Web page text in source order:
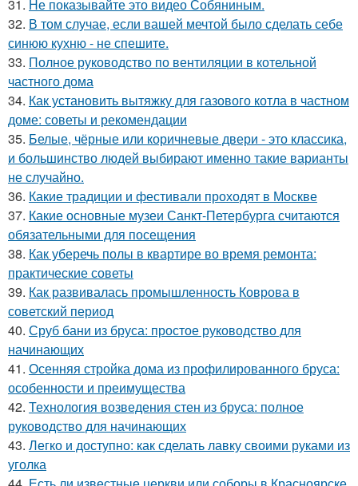
31. Не показывайте это видео Собяниным.
32. В том случае, если вашей мечтой было сделать себе
синюю кухню - не спешите.
33. Полное руководство по вентиляции в котельной
частного дома
34. Как установить вытяжку для газового котла в частном
доме: советы и рекомендации
35. Белые, чёрные или коричневые двери - это классика,
и большинство людей выбирают именно такие варианты
не случайно.
36. Какие традиции и фестивали проходят в Москве
37. Какие основные музеи Санкт-Петербурга считаются
обязательными для посещения
38. Как уберечь полы в квартире во время ремонта:
практические советы
39. Как развивалась промышленность Коврова в
советский период
40. Сруб бани из бруса: простое руководство для
начинающих
41. Осенняя стройка дома из профилированного бруса:
особенности и преимущества
42. Технология возведения стен из бруса: полное
руководство для начинающих
43. Легко и доступно: как сделать лавку своими руками из
уголка